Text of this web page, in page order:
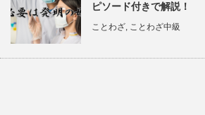
ピソード付きで解説！
ことわざ, ことわざ中級